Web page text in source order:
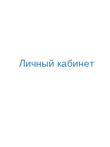
Личный кабинет